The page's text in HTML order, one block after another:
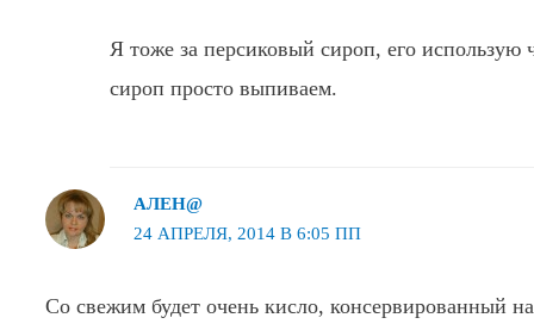
Я тоже за персиковый сироп, его использую
сироп просто выпиваем.
АЛЕН@
24 АПРЕЛЯ, 2014 В 6:05 ПП
Со свежим будет очень кисло, консервированный